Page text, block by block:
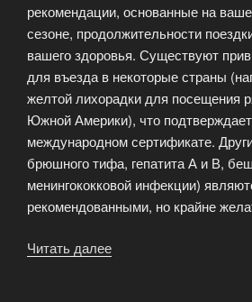
рекомендации, основанные на
сезоне, продолжительности
вашего здоровья. Существуют
для въезда в некоторые страны
желтой лихорадки для посещения
Южной Америки), что
международном сертификате.
брюшного тифа, гепатита А и В,
менингококковой инфекции)
рекомендованными, но крайне
Читать далее